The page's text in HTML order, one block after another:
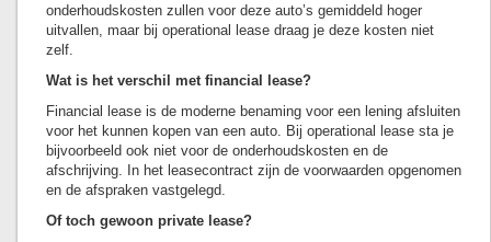
onderhoudskosten zullen voor deze auto’s gemiddeld hoger
uitvallen, maar bij operational lease draag je deze kosten niet
zelf.
Wat is het verschil met financial lease?
Financial lease is de moderne benaming voor een lening afsluiten
voor het kunnen kopen van een auto. Bij operational lease sta je
bijvoorbeeld ook niet voor de onderhoudskosten en de
afschrijving. In het leasecontract zijn de voorwaarden opgenomen
en de afspraken vastgelegd.
Of toch gewoon private lease?